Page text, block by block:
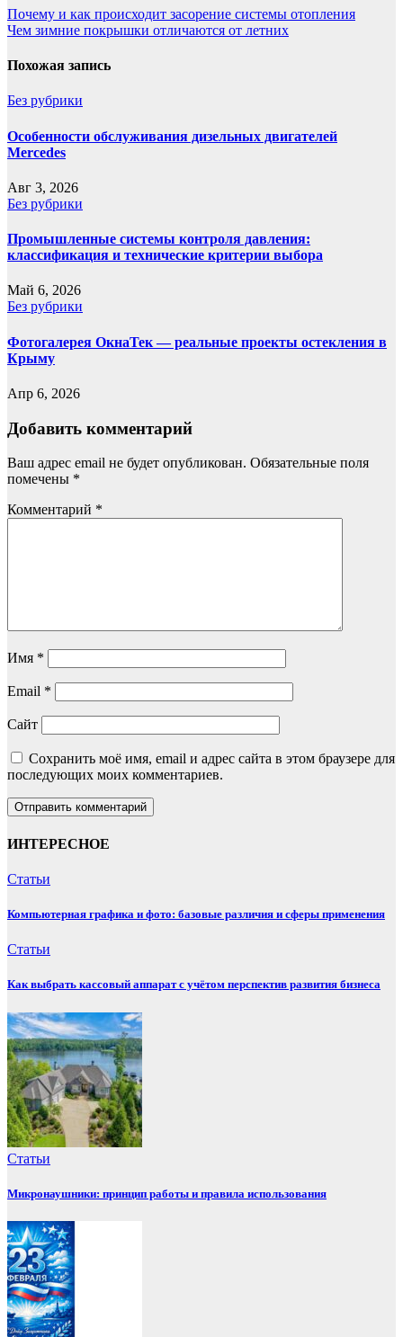
Навигация
по
записям
Почему и как происходит засорение системы отопления
Чем зимние покрышки отличаются от летних
Похожая запись
Без рубрики
Особенности обслуживания дизельных двигателей
Mercedes
Авг 3, 2026
Без рубрики
Промышленные системы контроля давления:
классификация и технические критерии выбора
Май 6, 2026
Без рубрики
Фотогалерея ОкнаТек — реальные проекты остекления в
Крыму
Апр 6, 2026
Добавить комментарий
Ваш адрес email не будет опубликован. Обязательные поля
помечены *
Комментарий *
Имя *
Email *
Сайт
Сохранить моё имя, email и адрес сайта в этом браузере для
последующих моих комментариев.
ИНТЕРЕСНОЕ
Статьи
Компьютерная графика и фото: базовые различия и сферы применения
Статьи
Как выбрать кассовый аппарат с учётом перспектив развития бизнеса
Статьи
Микронаушники: принцип работы и правила использования